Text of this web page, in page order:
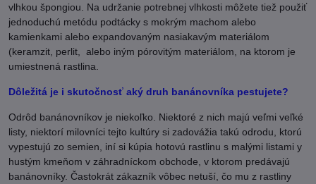
vlhkou špongiou. Na udržanie potrebnej vlhkosti môžete tiež použiť
jednoduchú metódu podtácky s mokrým machom alebo
kamienkami alebo expandovaným nasiakavým materiálom
(keramzit, perlit, alebo iným pórovitým materiálom, na ktorom je
umiestnená rastlina.
Dôležitá je i skutočnosť aký druh banánovníka pestujete?
Odrôd banánovníkov je niekoľko. Niektoré z nich majú veľmi veľké
listy, niektorí milovníci tejto kultúry si zadovážia takú odrodu, ktorú
vypestujú zo semien, iní si kúpia hotovú rastlinu s malými listami y
hustým kmeňom v záhradníckom obchode, v ktorom predávajú
banánovníky. Častokrát zákazník vôbec netuší, čo mu z rastliny